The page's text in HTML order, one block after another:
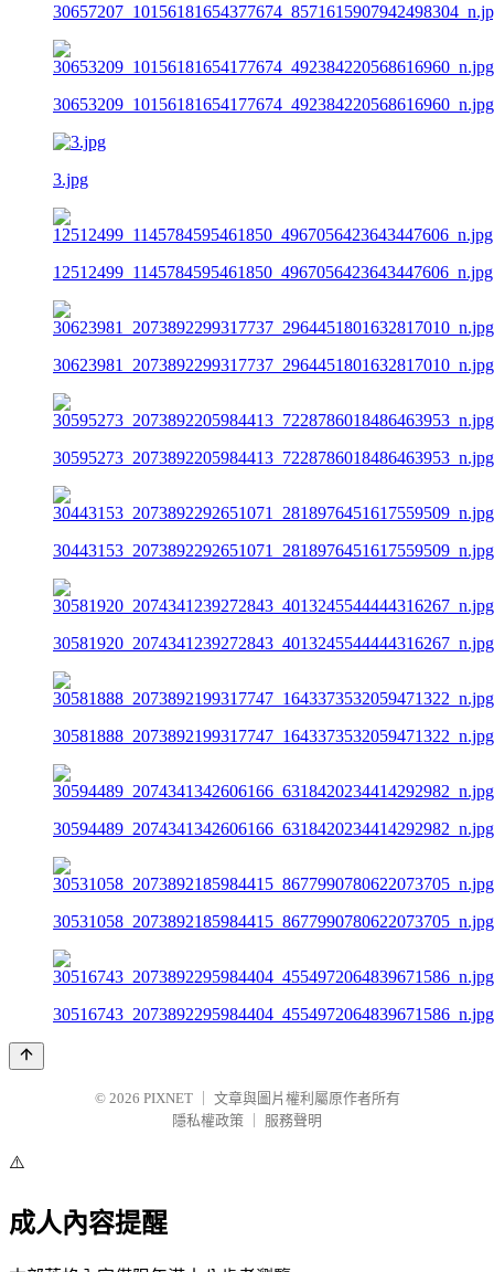
30653209_10156181654177674_492384220568616960_n.jpg
3.jpg
12512499_1145784595461850_4967056423643447606_n.jpg
30623981_2073892299317737_2964451801632817010_n.jpg
30595273_2073892205984413_7228786018486463953_n.jpg
30443153_2073892292651071_2818976451617559509_n.jpg
30581920_2074341239272843_4013245544444316267_n.jpg
30581888_2073892199317747_1643373532059471322_n.jpg
30594489_2074341342606166_6318420234414292982_n.jpg
30531058_2073892185984415_8677990780622073705_n.jpg
30516743_2073892295984404_4554972064839671586_n.jpg
© 2026 PIXNET
文章與圖片權利屬原作者所有
隱私權政策
服務聲明
⚠️
成人內容提醒